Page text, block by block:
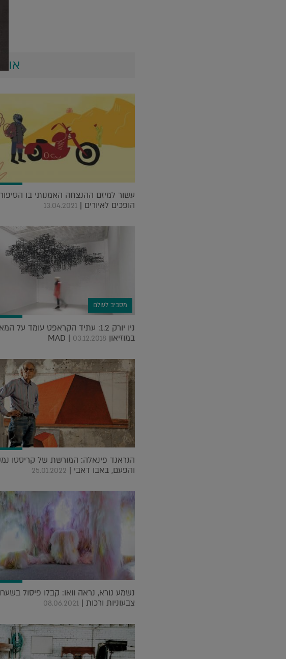
עשור למיזם ההנצחה האמנותי בו
הופכים לאיורים | 13.04.2021
מסביב לעולם
ניו יורק 1.2: עתיד הקראפט עומד על
במוזיאון MAD | 03.12.2018
הגראנד פינאלה: המורשת של קריסטו
והפעם, באבו דאבי | 25.01.2022
נשמע נורא, נראה וואו: קבלו פיסול
צבעוניות ורכות | 08.06.2021